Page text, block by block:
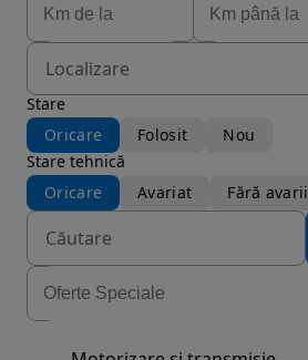
Localizare
Stare
Oricare
Folosit
Nou
Stare tehnică
Oricare
Avariat Fără avarii